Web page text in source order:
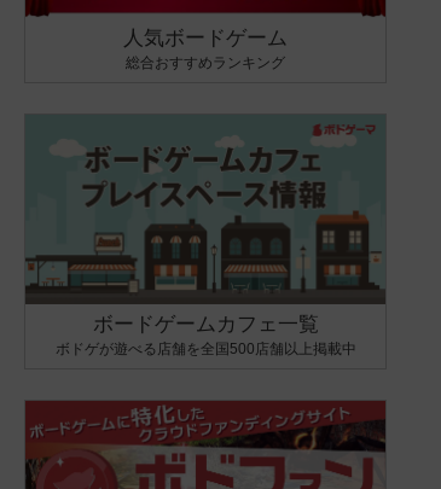
人気ボードゲーム
総合おすすめランキング
ボードゲームカフェ一覧
ボドゲが遊べる店舗を全国500店舗以上掲載中